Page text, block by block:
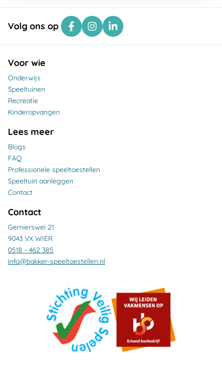
Volg ons op
Voor wie
Onderwijs
Speeltuinen
Recreatie
Kinderopvangen
Lees meer
Blogs
FAQ
Professionele speeltoestellen
Speeltuin aanleggen
Contact
Contact
Gernierswei 21
9043 VX WIER
0518 - 462 385
info@bakker-speeltoestellen.nl